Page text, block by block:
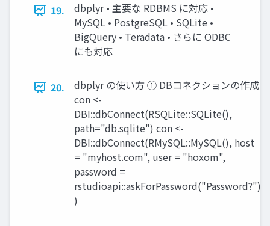
19.
dbplyr • 主要な RDBMS に対応 •
MySQL • PostgreSQL • SQLite •
BigQuery • Teradata • さらに ODBC
にも対応
20.
dbplyr の使い方 ① DBコネクションの作成
con <-
DBI::dbConnect(RSQLite::SQLite(),
path="db.sqlite") con <-
DBI::dbConnect(RMySQL::MySQL(), host
= "myhost.com", user = "hoxom",
password =
rstudioapi::askForPassword("Password?")
)